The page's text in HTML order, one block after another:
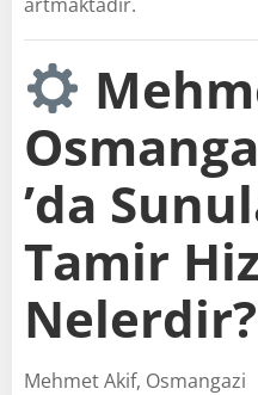
’da
Tamir
Nelerdir?
Mehmet Akif, Osmangazi